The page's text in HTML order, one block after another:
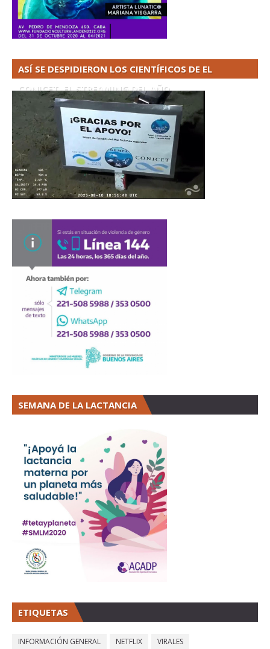
ASÍ SE DESPIDIERON LOS CIENTÍFICOS DE EL
CONICET. EL STREAMING DEL AÑO
SEMANA DE LA LACTANCIA
ETIQUETAS
INFORMACIÓN GENERAL NETFLIX VIRALES